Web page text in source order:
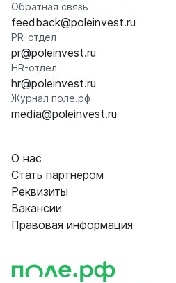
Обратная связь
feedback@poleinvest.ru
PR-отдел
pr@poleinvest.ru
HR-отдел
hr@poleinvest.ru
Журнал поле.рф
media@poleinvest.ru
О нас
Стать партнером
Реквизиты
Вакансии
Правовая информация